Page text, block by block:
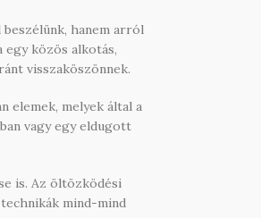
hanem arról
egy közös alkotás,
visszaköszönnek.
elemek, melyek által a
vagy egy eldugott
is. Az öltözködési
mind-mind